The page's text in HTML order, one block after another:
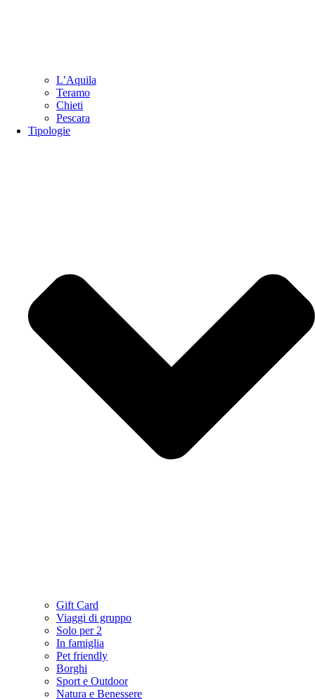
L’Aquila
Teramo
Chieti
Pescara
Tipologie
Gift Card
Viaggi di gruppo
Solo per 2
In famiglia
Pet friendly
Borghi
Sport e Outdoor
Natura e Benessere